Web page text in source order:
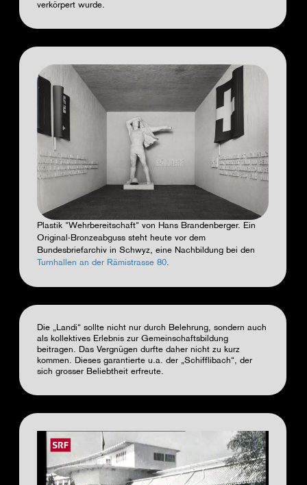
verkörpert wurde.
Plastik "Wehrbereitschaft" von Hans Brandenberger. Ein
Original-Bronzeabguss steht heute vor dem
Bundesbriefarchiv in Schwyz, eine Nachbildung bei den
Turnhallen an der Rämistrasse 80.
Die „Landi“ sollte nicht nur durch Belehrung, sondern auch
als kollektives Erlebnis zur Gemeinschaftsbildung
beitragen. Das Vergnügen durfte daher nicht zu kurz
kommen. Dieses garantierte u.a. der „Schifflibach“, der
sich grosser Beliebtheit erfreute.